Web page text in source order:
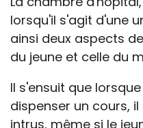
lorsqu'il s'agit d'une
ainsi deux aspects
du jeune et celle du
Il s'ensuit que
dispenser un cours,
intrus, même si le